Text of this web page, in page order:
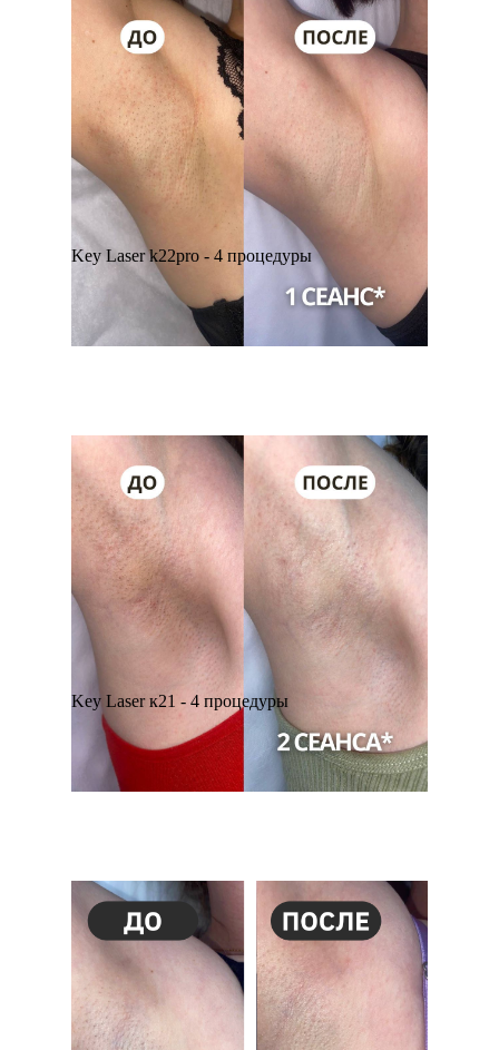
Key Laser k22pro - 4 процедуры
Key Laser к21 - 4 процедуры